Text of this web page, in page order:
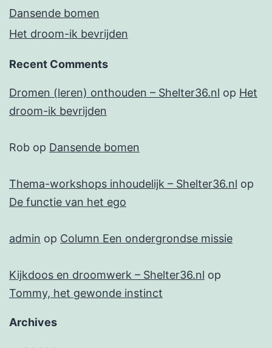
Dansende bomen
Het droom-ik bevrijden
Recent Comments
Dromen (leren) onthouden – Shelter36.nl op Het
droom-ik bevrijden
Rob op Dansende bomen
Thema-workshops inhoudelijk – Shelter36.nl op
De functie van het ego
admin op Column Een ondergrondse missie
Kijkdoos en droomwerk – Shelter36.nl op
Tommy, het gewonde instinct
Archives